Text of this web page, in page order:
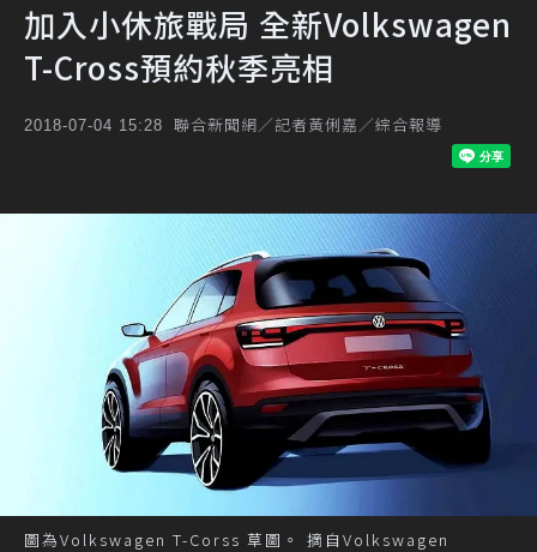
加入小休旅戰局 全新Volkswagen
T-Cross預約秋季亮相
2018-07-04 15:28 聯合新聞網／記者黃俐嘉／綜合報導
圖為Volkswagen T-Corss 草圖。 摘自Volkswagen